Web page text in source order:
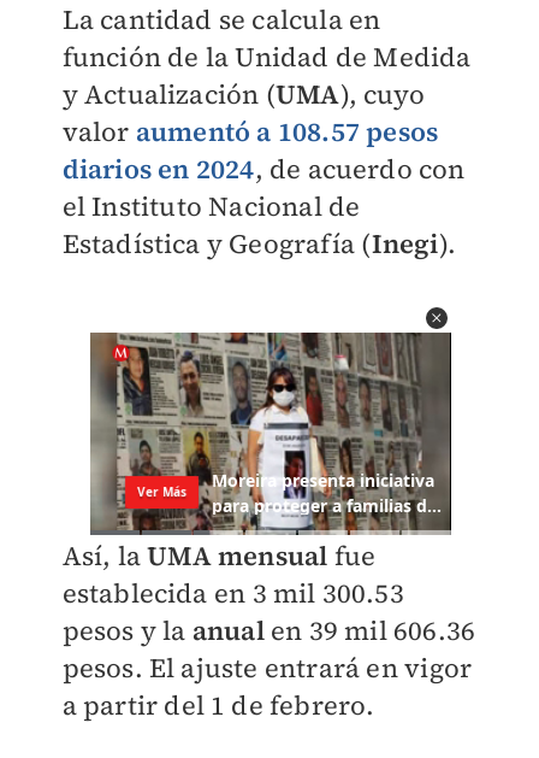
La cantidad se calcula en
función de laUnidad de Medida
y Actualización (UMA), cuyo
valor aumentó a 108.57 pesos
diarios en 2024, de acuerdo con
elInstituto Nacional de
Estadística y Geografía (Inegi).
Así, laUMA mensual fue
establecida en 3 mil 300.53
pesos y la anual en 39 mil 606.36
pesos. El ajuste entrará en vigor
a partir del 1 de febrero.